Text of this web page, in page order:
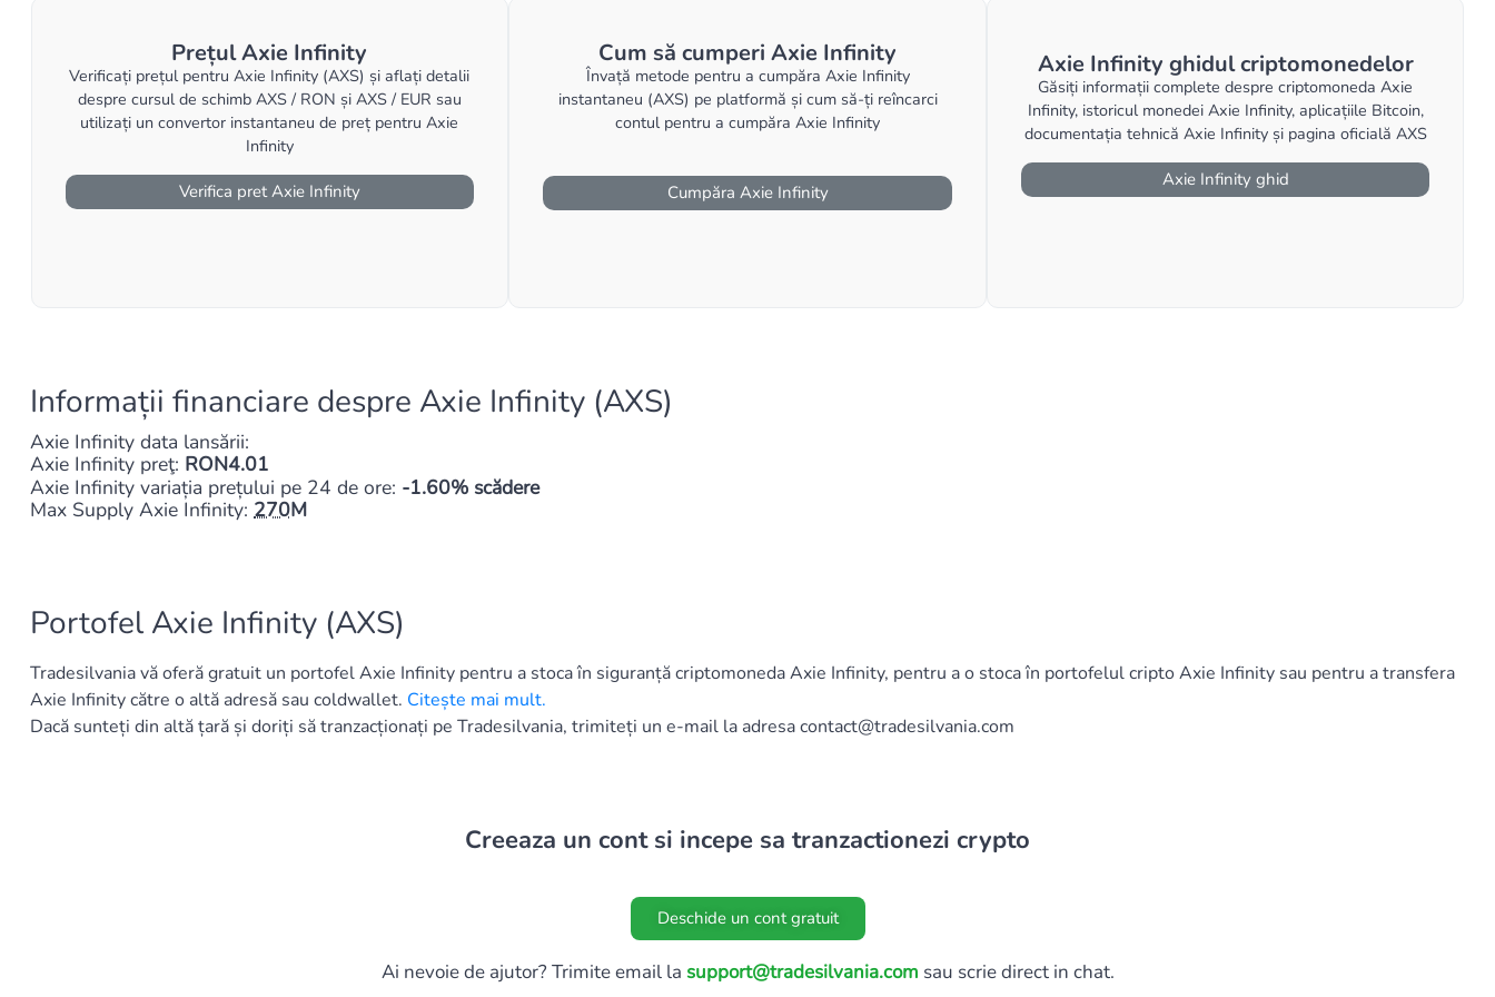
Prețul Axie Infinity
Verificați prețul pentru Axie Infinity (AXS) și aflați detalii
despre cursul de schimb AXS / RON și AXS / EUR sau
utilizați un convertor instantaneu de preț pentru Axie
Infinity
Verifica pret Axie Infinity
Cum să cumperi Axie Infinity
Învață metode pentru a cumpăra Axie Infinity
instantaneu (AXS) pe platformă și cum să-ți reîncarci
contul pentru a cumpăra Axie Infinity
Cumpăra Axie Infinity
Axie Infinity ghidul criptomonedelor
Găsiți informații complete despre criptomoneda Axie
Infinity, istoricul monedei Axie Infinity, aplicațiile Bitcoin,
documentația tehnică Axie Infinity și pagina oficială AXS
Axie Infinity ghid
Informații financiare despre Axie Infinity (AXS)
Axie Infinity data lansării:
Axie Infinity preţ: RON4.01
Axie Infinity variația prețului pe 24 de ore: -1.60% scădere
Max Supply Axie Infinity: 270M
Portofel Axie Infinity (AXS)
Tradesilvania vă oferă gratuit un portofel Axie Infinity pentru a stoca în siguranță criptomoneda Axie Infinity, pentru a o stoca în portofelul cripto Axie Infinity sau pentru a transfera
Axie Infinity către o altă adresă sau coldwallet. Citește mai mult.
Dacă sunteți din altă țară și doriți să tranzacționați pe Tradesilvania, trimiteți un e-mail la adresacontact@tradesilvania.com
Creeaza un cont si incepe sa tranzactionezi crypto
Deschide un cont gratuit
Ai nevoie de ajutor? Trimite email la support@tradesilvania.com sau scrie direct in chat.